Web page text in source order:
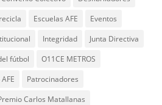
Escuelas AFE
Eventos
Integridad
Junta Directiva
fútbol
O11CE METROS
Patrocinadores
Carlos Matallanas